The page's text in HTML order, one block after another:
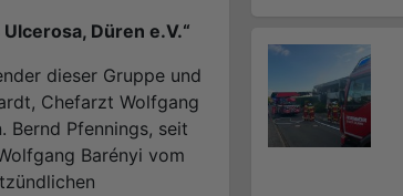
Düren e.V.“
dieser Gruppe und
Chefarzt Wolfgang
Bernd Pfennings, seit
Barényi vom